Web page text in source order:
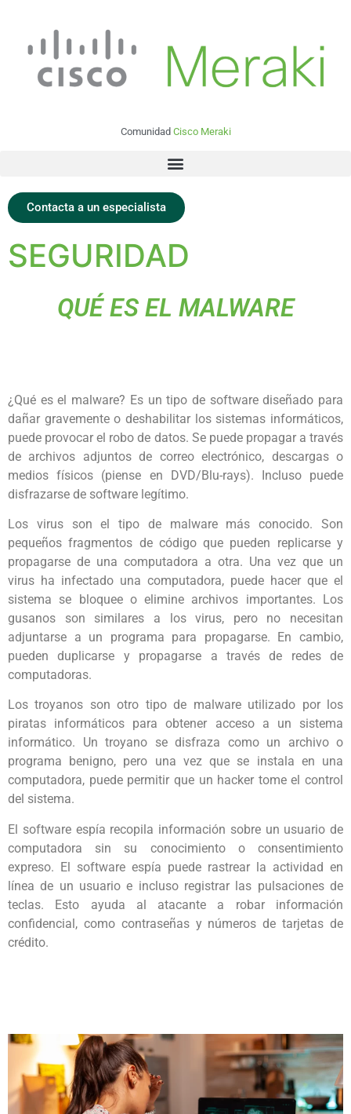
Comunidad Cisco Meraki
Contacta a un especialista
SEGURIDAD
QUÉ ES EL MALWARE
¿Qué es el malware? Es un tipo de software diseñado para
dañar gravemente o deshabilitar los sistemas informáticos,
puede provocar el robo de datos. Se puede propagar a través
de archivos adjuntos de correo electrónico, descargas o
medios físicos (piense en DVD/Blu-rays). Incluso puede
disfrazarse de software legítimo.
Los virus son el tipo de malware más conocido. Son
pequeños fragmentos de código que pueden replicarse y
propagarse de una computadora a otra. Una vez que un
virus ha infectado una computadora, puede hacer que el
sistema se bloquee o elimine archivos importantes. Los
gusanos son similares a los virus, pero no necesitan
adjuntarse a un programa para propagarse. En cambio,
pueden duplicarse y propagarse a través de redes de
computadoras.
Los troyanos son otro tipo de malware utilizado por los
piratas informáticos para obtener acceso a un sistema
informático. Un troyano se disfraza como un archivo o
programa benigno, pero una vez que se instala en una
computadora, puede permitir que un hacker tome el control
del sistema.
El software espía recopila información sobre un usuario de
computadora sin su conocimiento o consentimiento
expreso. El software espía puede rastrear la actividad en
línea de un usuario e incluso registrar las pulsaciones de
teclas. Esto ayuda al atacante a robar información
confidencial, como contraseñas y números de tarjetas de
crédito.